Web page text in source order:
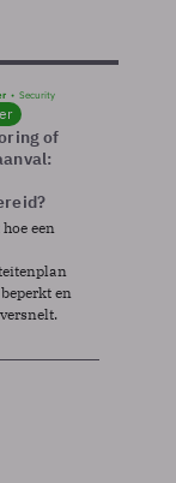
Security
of
een
en